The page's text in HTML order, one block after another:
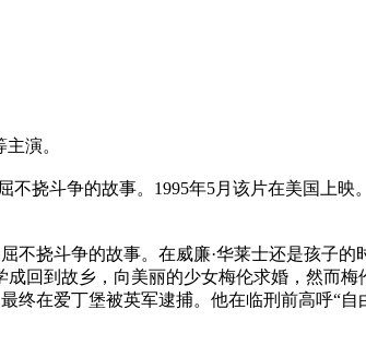
演。
挠斗争的故事。1995年5月该片在美国上映
挠斗争的故事。在威廉·华莱士还是孩子的
回到故乡，向美丽的少女梅伦求婚，然而
终在爱丁堡被英军逮捕。他在临刑前高呼“自